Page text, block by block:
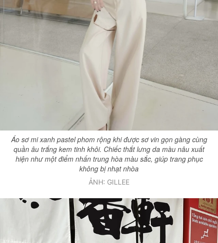
Áo sơ mi xanh pastel phom rộng khi được sơ vin gọn gàng cùng
quần âu trắng kem tinh khôi. Chiếc thắt lưng da màu nâu xuất
hiện như một điểm nhấn trung hòa màu sắc, giúp trang phục
không bị nhạt nhòa
ẢNH: GILLEE